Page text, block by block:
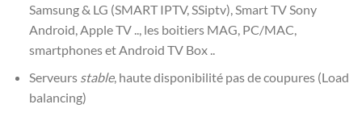
Samsung & LG (SMART IPTV, SSiptv), Smart TV Sony
Android, Apple TV .., les boitiers MAG, PC/MAC,
smartphones et Android TV Box ..
Serveurs stable, haute disponibilité pas de coupures (Load
balancing)